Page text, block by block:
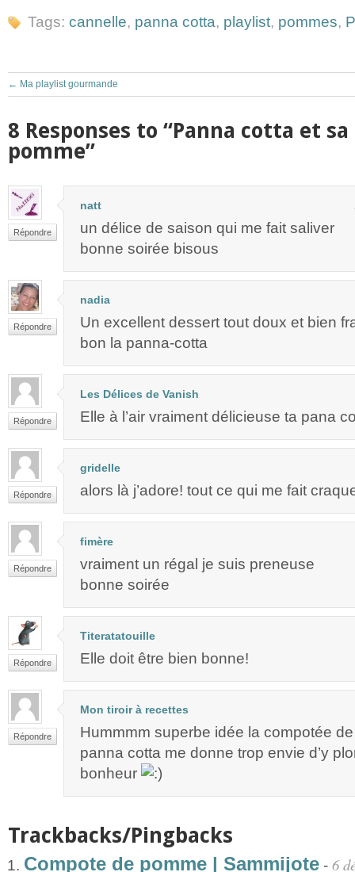
Tags: cannelle, panna cotta, playlist, pommes,
← Ma playlist gourmande
8 Responses to “Panna cotta et
pomme”
Répondre
natt
un délice de saison qui me fait saliver
bonne soirée bisous
Répondre
nadia
Un excellent dessert tout doux et bien
bon la panna-cotta
Répondre
Les Délices de Vanish
Elle à l’air vraiment délicieuse ta pana
Répondre
gridelle
alors là j’adore! tout ce qui me fait
Répondre
fimère
vraiment un régal je suis preneuse
bonne soirée
Répondre
Titeratatouille
Elle doit être bien bonne!
Répondre
Mon tiroir à recettes
Hummmm superbe idée la compotée
panna cotta me donne trop envie d’y
bonheur
Trackbacks/Pingbacks
Compote de pomme | Sammijote - 6